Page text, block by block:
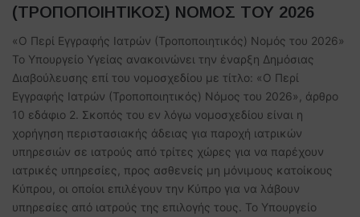
(ΤΡΟΠΟΠΟΙΗΤΙΚΟΣ) ΝΟΜΟΣ ΤΟΥ 2026
«Ο Περί Εγγραφής Ιατρών (Τροποποιητικός) Νομός του 2026»
Το Υπουργείο Υγείας ανακοινώνει την έναρξη Δημόσιας
Διαβούλευσης επί του νομοσχεδίου με τίτλο: «Ο Περί
Εγγραφής Ιατρών (Τροποποιητικός) Νόμος του 2026», άρθρο
10 εδάφιο 2. Σκοπός του εν λόγω νομοσχεδίου είναι η
χορήγηση περιστασιακής άδειας για παροχή ιατρικών
υπηρεσιών σε ιατρούς από τρίτες χώρες για να παρέχουν
ιατρικές υπηρεσίες, προς ασθενείς μη μόνιμους κατοίκους
Κύπρου, οι οποίοι επιλέγουν την Κύπρο για να λάβουν
υπηρεσίες από ιατρούς της επιλογής τους. Το Υπουργείο